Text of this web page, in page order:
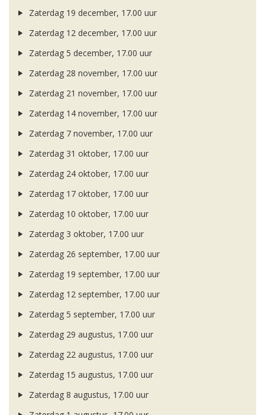
Zaterdag 19 december, 17.00 uur
Zaterdag 12 december, 17.00 uur
Zaterdag 5 december, 17.00 uur
Zaterdag 28 november, 17.00 uur
Zaterdag 21 november, 17.00 uur
Zaterdag 14 november, 17.00 uur
Zaterdag 7 november, 17.00 uur
Zaterdag 31 oktober, 17.00 uur
Zaterdag 24 oktober, 17.00 uur
Zaterdag 17 oktober, 17.00 uur
Zaterdag 10 oktober, 17.00 uur
Zaterdag 3 oktober, 17.00 uur
Zaterdag 26 september, 17.00 uur
Zaterdag 19 september, 17.00 uur
Zaterdag 12 september, 17.00 uur
Zaterdag 5 september, 17.00 uur
Zaterdag 29 augustus, 17.00 uur
Zaterdag 22 augustus, 17.00 uur
Zaterdag 15 augustus, 17.00 uur
Zaterdag 8 augustus, 17.00 uur